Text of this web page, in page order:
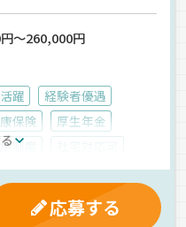
～260,000円
躍
経験者優遇
保険
厚生年金
制度
ー通勤可
有給休暇
雇用保険
残業手当
金
業務手当
応募する